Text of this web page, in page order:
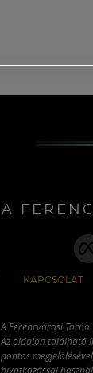
A
KAPCSOLAT
A Ferencvárosi
Az oldalon található
pontos
hivatkozással